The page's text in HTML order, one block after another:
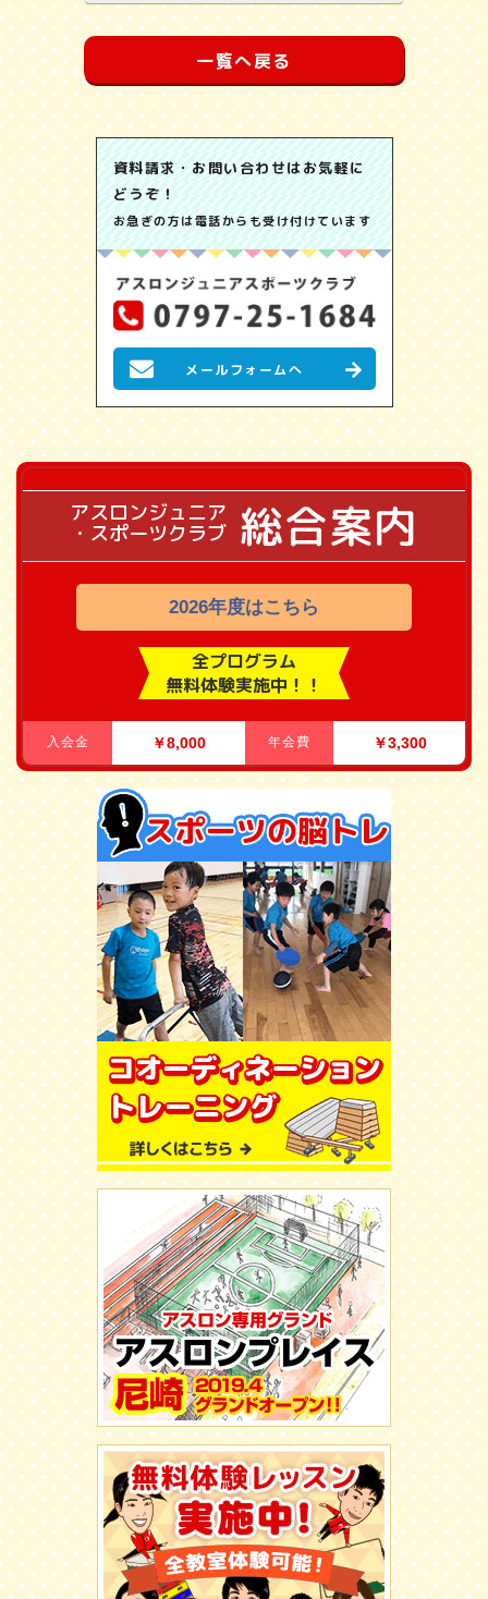
一覧へ戻る
資料請求・お問い合わせはお気軽に
どうぞ！
お急ぎの方は電話からも受け付けています
メールフォームへ
アスロンジュニア
・スポーツクラブ 総合案内
2026年度はこちら
全プログラム
無料体験実施中！！
入会金 ￥8,000 年会費 ￥3,300